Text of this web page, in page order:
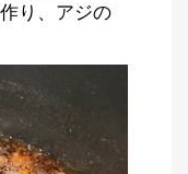
り、アジの